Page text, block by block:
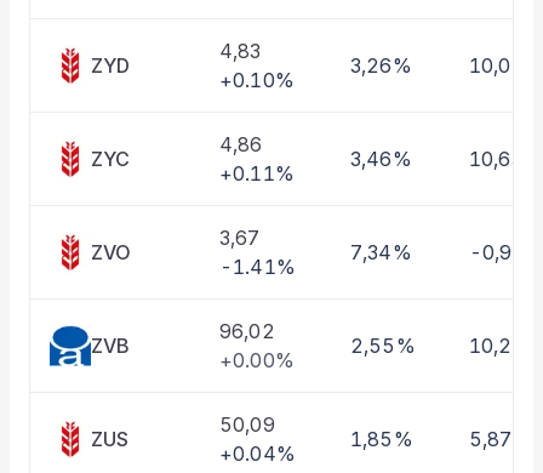
Fiyat Endeks Değişimi
ZYD
4,83
+0.10%
3,26% 10,01%
ZYC
4,86
+0.11%
3,46% 10,63%
ZVO
3,67
-1.41%
7,34% -0,97%
ZVB
96,02
+0.00%
2,55%
ZUS
50,09
+0.04%
1,85% 5,87%